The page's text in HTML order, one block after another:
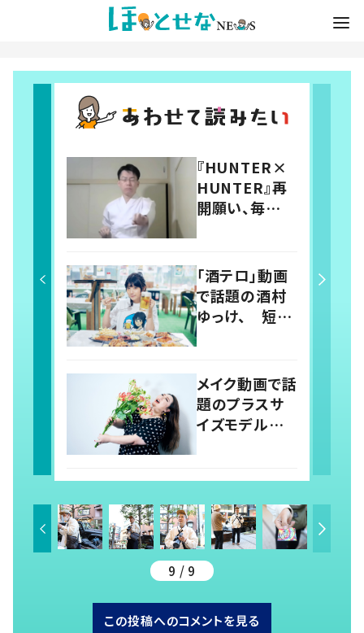
『HUNTER×
HUNTER』再
開願い、毎
超えて継続中
「酒テロ」動画
で話題の酒村
ゆっけ、 短編
小説集出版の
メイク動画で話
題のプラスサ
イズモデル
難の連続
9 / 9
この投稿へのコメントを見る